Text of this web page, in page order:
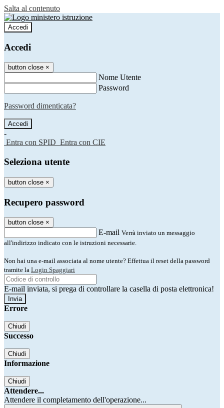
Salta al contenuto
Accedi
Accedi
button close ×
Nome Utente
Password
Password dimenticata?
-
Entra con SPID Entra con CIE
Seleziona utente
button close ×
Recupero password
button close ×
E-mail Verrà inviato un messaggio
all'indirizzo indicato con le istruzioni necessarie.
Non hai una e-mail associata al nome utente? Effettua il reset della password
tramite la Login Spaggiari
E-mail inviata, si prega di controllare la casella di posta elettronica!
Errore
Chiudi
Successo
Chiudi
Informazione
Chiudi
Attendere...
Attendere il completamento dell'operazione...